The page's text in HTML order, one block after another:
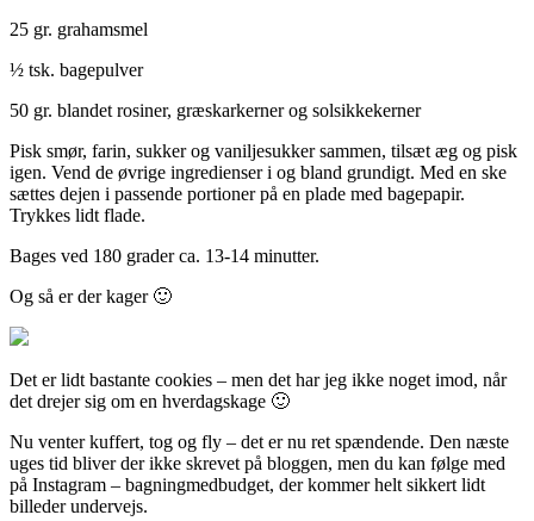
25 gr. grahamsmel
½ tsk. bagepulver
50 gr. blandet rosiner, græskarkerner og solsikkekerner
Pisk smør, farin, sukker og vaniljesukker sammen, tilsæt æg og pisk
igen. Vend de øvrige ingredienser i og bland grundigt. Med en ske
sættes dejen i passende portioner på en plade med bagepapir.
Trykkes lidt flade.
Bages ved 180 grader ca. 13-14 minutter.
Og så er der kager 🙂
Det er lidt bastante cookies – men det har jeg ikke noget imod, når
det drejer sig om en hverdagskage 🙂
Nu venter kuffert, tog og fly – det er nu ret spændende. Den næste
uges tid bliver der ikke skrevet på bloggen, men du kan følge med
på Instagram – bagningmedbudget, der kommer helt sikkert lidt
billeder undervejs.